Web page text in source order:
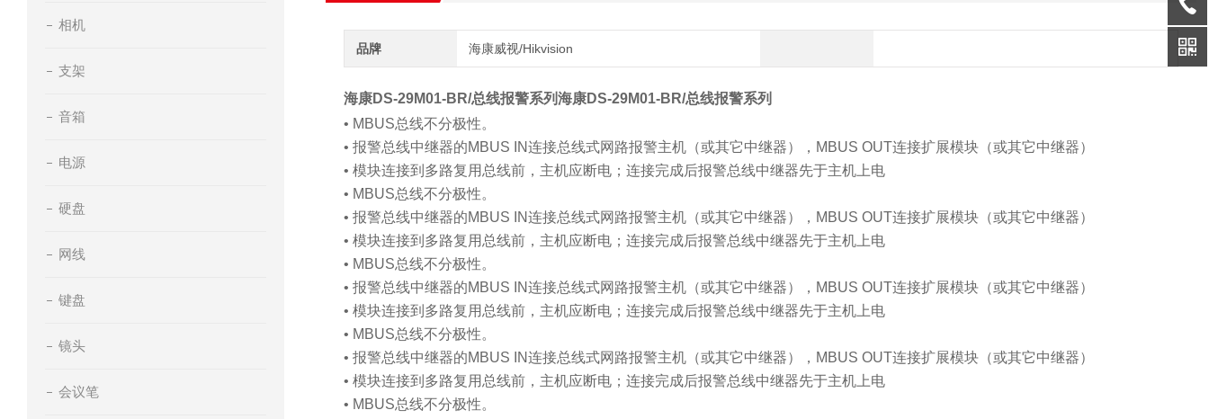
相机
支架
音箱
电源
硬盘
网线
键盘
镜头
会议笔
品牌 海康威视/Hikvision
海康DS-29M01-BR/总线报警系列海康DS-29M01-BR/总线报警系列
• MBUS总线不分极性。
• 报警总线中继器的MBUS IN连接总线式网路报警主机（或其它中继器），MBUS OUT连接扩展模块（或其它中继器）
• 模块连接到多路复用总线前，主机应断电；连接完成后报警总线中继器先于主机上电
• MBUS总线不分极性。
• 报警总线中继器的MBUS IN连接总线式网路报警主机（或其它中继器），MBUS OUT连接扩展模块（或其它中继器）
• 模块连接到多路复用总线前，主机应断电；连接完成后报警总线中继器先于主机上电
• MBUS总线不分极性。
• 报警总线中继器的MBUS IN连接总线式网路报警主机（或其它中继器），MBUS OUT连接扩展模块（或其它中继器）
• 模块连接到多路复用总线前，主机应断电；连接完成后报警总线中继器先于主机上电
• MBUS总线不分极性。
• 报警总线中继器的MBUS IN连接总线式网路报警主机（或其它中继器），MBUS OUT连接扩展模块（或其它中继器）
• 模块连接到多路复用总线前，主机应断电；连接完成后报警总线中继器先于主机上电
• MBUS总线不分极性。